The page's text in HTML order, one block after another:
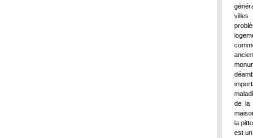
de la
la
est